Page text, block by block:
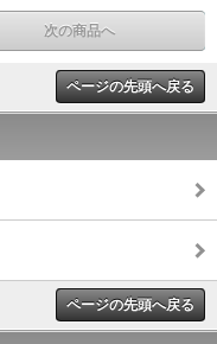
次の商品へ
ページの先頭へ戻る
ページの先頭へ戻る